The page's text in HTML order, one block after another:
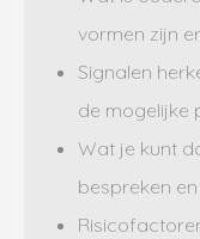
vormen zijn er
Signalen
de mogelijke
Wat je kunt
bespreken